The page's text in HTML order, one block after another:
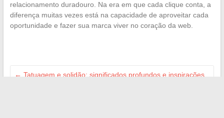
relacionamento duradouro. Na era em que cada clique conta, a
diferença muitas vezes está na capacidade de aproveitar cada
oportunidade e fazer sua marca viver no coração da web.
← Tatuagem e solidão: significados profundos e inspirações